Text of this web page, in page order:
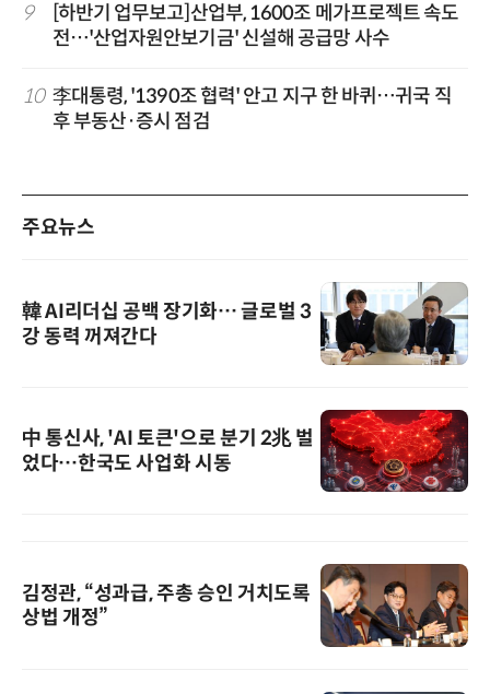
9
[하반기 업무보고]산업부, 1600조 메가프로젝트 속도
전…'산업자원안보기금' 신설해 공급망 사수
10 李대통령, '1390조 협력' 안고 지구 한 바퀴…귀국 직
후 부동산·증시 점검
주요뉴스
韓 AI리더십 공백 장기화… 글로벌 3
강 동력 꺼져간다
中 통신사, 'AI 토큰'으로 분기 2兆 벌
었다…한국도 사업화 시동
김정관, “성과급, 주총 승인 거치도록
상법 개정”